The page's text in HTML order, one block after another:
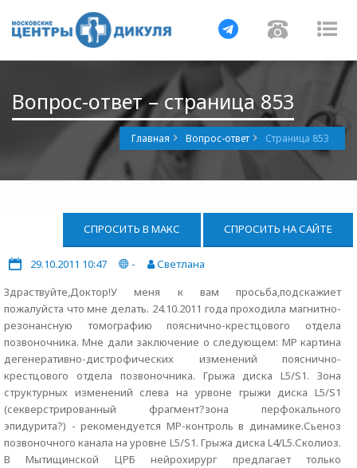
Навигация
Вопрос-ответ – страница 853
Главная Вопрос-ответ Страница 853
СПРОСИТЬ В МАКС СПРОСИТЬ НА САЙТЕ
29.10.2011 10:47 -
Светлана
Здраствуйте,Доктор!У меня к вам просьба,подскажиет
пожалуйста что мне делать. 24.10.2011 года проходила магнитно-
резонансную томографию пояснично-крестцового отдела
позвоночника. Мне дали заключение о следующем: МР картина
дегенеративно-дистрофических изменений пояснично-
крестцового отдела позвоночника. Грыжа диска L5/S1. Зона
структурных изменений слева на урвоне грыжи диска L5/S1
(секверстрированный фрагмент?зона перфокального
эпидурита?) - рекомендуется MP-контроль в динамике.Сьеноз
позвоночного канала на уровне L5/S1. Грыжа диска L4/L5.Сколиоз.
В Мытищинской ЦРБ нейрохирург предлагает только